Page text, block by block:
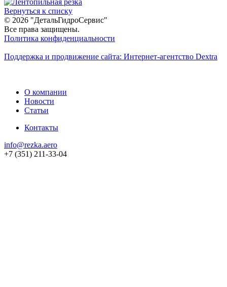
Вернуться к списку
© 2026 "ДетальГидроСервис"
Все права защищены.
Политика конфиденциальности
Поддержка и продвижение сайта: Интернет-агентство Dextra
О компании
Новости
Статьи
Контакты
info@rezka.aero
+7 (351) 211-33-04